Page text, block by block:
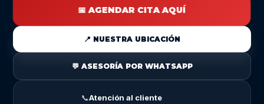
📅 AGENDAR CITA AQUÍ
📍 NUESTRA UBICACIÓN
💬 ASESORÍA POR WHATSAPP
📞Atención al cliente